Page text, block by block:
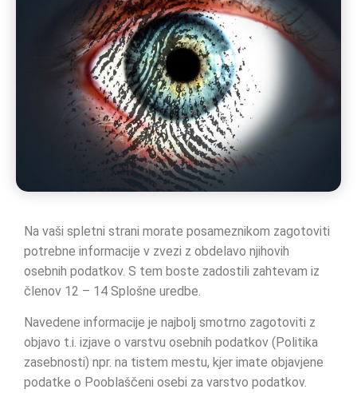
Na vaši spletni strani morate posameznikom zagotoviti
potrebne informacije v zvezi z obdelavo njihovih
osebnih podatkov. S tem boste zadostili zahtevam iz
členov 12 – 14 Splošne uredbe.
Navedene informacije je najbolj smotrno zagotoviti z
objavo t.i. izjave o varstvu osebnih podatkov (Politika
zasebnosti) npr. na tistem mestu, kjer imate objavjene
podatke o Pooblaščeni osebi za varstvo podatkov.